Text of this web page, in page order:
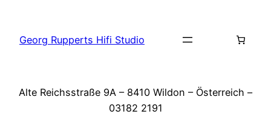
springen
Georg Rupperts Hifi Studio
Alte Reichsstraße 9A – 8410 Wildon – Österreich –
03182 2191